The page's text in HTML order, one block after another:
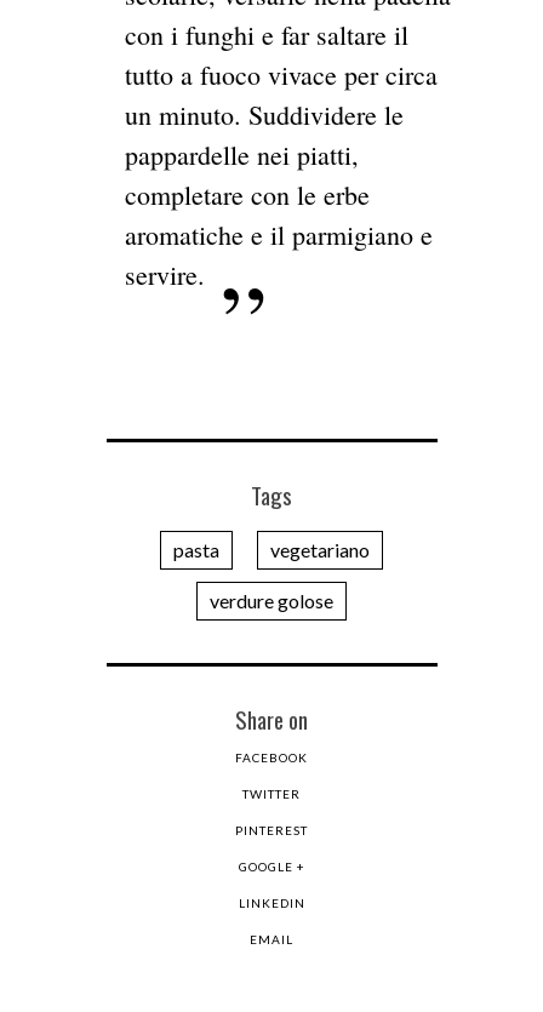
con i funghi e far saltare il
tutto a fuoco vivace per circa
un minuto. Suddividere le
pappardelle nei piatti,
completare con le erbe
aromatiche e il parmigiano e
servire.
Tags
pasta vegetariano
verdure golose
Share on
FACEBOOK
TWITTER
PINTEREST
GOOGLE +
LINKEDIN
EMAIL